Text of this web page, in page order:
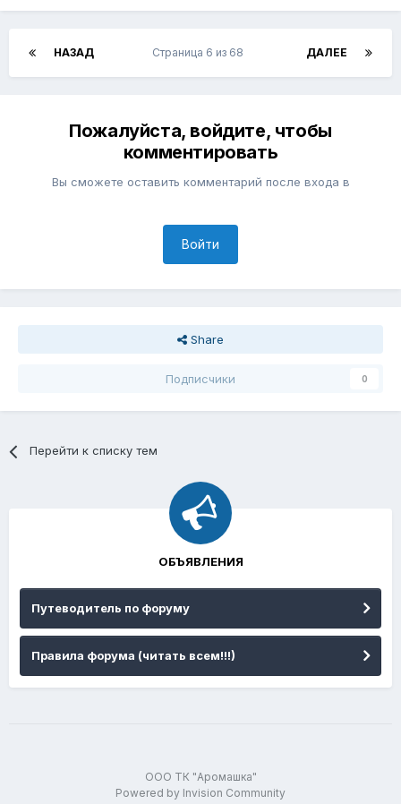
НАЗАД ДАЛЕЕ
Страница 6 из 68
Пожалуйста, войдите, чтобы
комментировать
Вы сможете оставить комментарий после входа в
Войти
Share
Подписчики 0
Перейти к списку тем
ОБЪЯВЛЕНИЯ
Путеводитель по форуму
Правила форума (читать всем!!!)
ООО ТК "Аромашка"
Powered by Invision Community